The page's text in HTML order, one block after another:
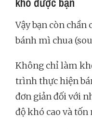
Vậy bạn còn
bánh mì chua
Không chỉ làm
trình thực hiện
đơn giản đối với
độ khó cao và